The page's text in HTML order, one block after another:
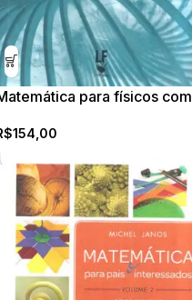
para físicos com
Clássico e
154,00